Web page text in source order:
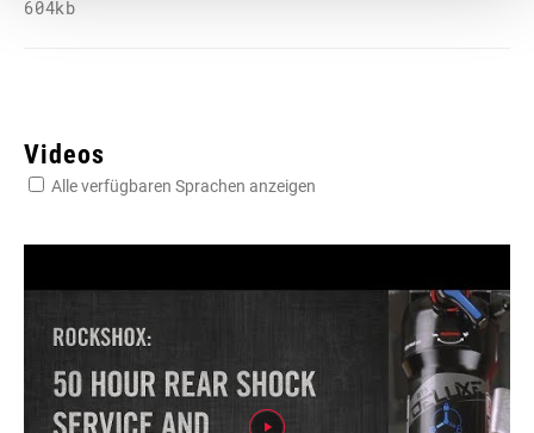
604kb
Videos
Alle verfügbaren Sprachen anzeigen